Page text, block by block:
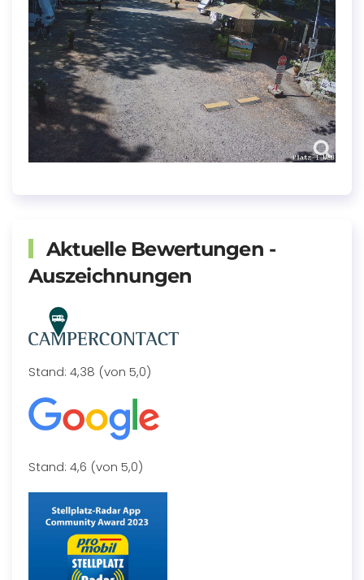
Aktuelle Bewertungen -
Auszeichnungen
Stand: 4,38 (von 5,0)
Stand: 4,6 (von 5,0)